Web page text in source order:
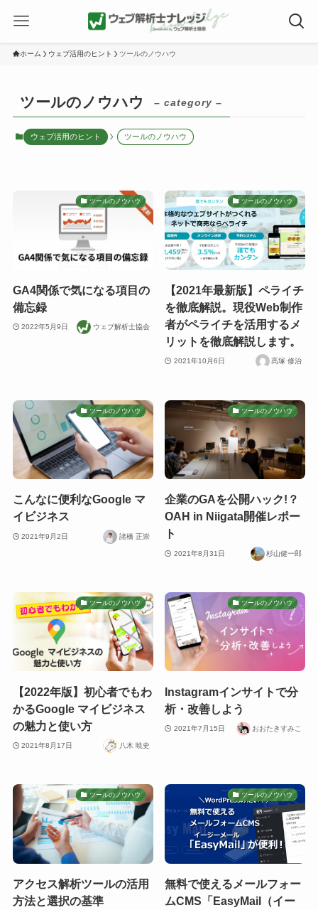
ホーム ウェブ活用のヒント ツールのノウハウ
ツールのノウハウ – category –
ウェブ活用のヒント ツールのノウハウ
ツールのノウハウ
GA4関係で気になる項目の
備忘録
2022年5月9日 ウェブ解析士協会
ツールのノウハウ
【2021年最新版】ペライチ
を徹底解説。現役Web制作
者がペライチを活用するメ
リットを徹底解説します。
2021年10月6日 髙塚 修治
ツールのノウハウ
こんなに便利なGoogle マ
イビジネス
2021年9月2日 諸橋 正崇
ツールのノウハウ
企業のGAを公開ハック!？
OAH in Niigata開催レポー
ト
2021年8月31日 杉山健一郎
ツールのノウハウ
【2022年版】初心者でもわ
かるGoogle マイビジネス
の魅力と使い方
2021年8月17日 八木 暁史
ツールのノウハウ
Instagramインサイトで分
析・改善しよう
2021年7月15日 おおたきすみこ
ツールのノウハウ
アクセス解析ツールの活用
方法と選択の基準
ツールのノウハウ
無料で使えるメールフォー
ムCMS「EasyMail（イー